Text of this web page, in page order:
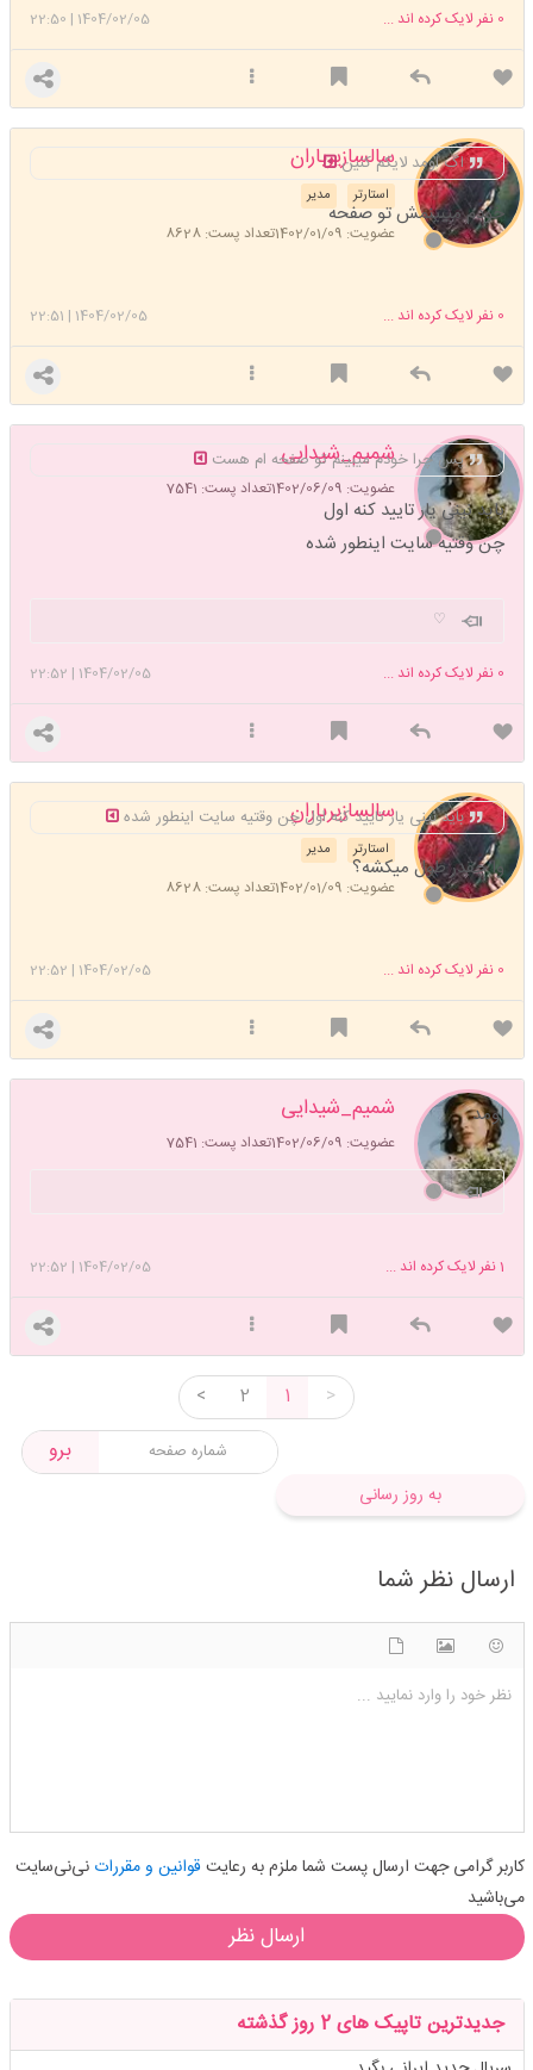
1404/02/05
|
22:50 0 نفر لایک کرده اند ...
سالسازیرباران
مدیر استارتر
عضویت: 1402/01/09 تعداد پست: 8628
اگ اومد لایکم کنین
خودم میبینمش تو صفحه
1404/02/05
|
22:51 0 نفر لایک کرده اند ...
شمیم_شیدایی
عضویت: 1402/06/09 تعداد پست: 7541
پس چرا خودم میبینم تو صفحه ام هست
باید نینی یار تایید کنه اول
چن وقتیه سایت اینطور شده
♡
1404/02/05
|
22:52 0 نفر لایک کرده اند ...
سالسازیرباران
مدیر استارتر
عضویت: 1402/01/09 تعداد پست: 8628
باید نینی یار تایید کنه اول چن وقتیه سایت اینطور شده
وا چقدر طول میکشه؟
1404/02/05
|
22:52 0 نفر لایک کرده اند ...
شمیم_شیدایی
عضویت: 1402/06/09 تعداد پست: 7541
اومد
♡
1404/02/05
|
22:52 1نفر لایک کرده اند ...
>
1
2
<
برو
به روز رسانی
ارسال نظر شما
نظر خود را وارد نمایید ...
کاربر گرامی جهت ارسال پست شما ملزم به رعایت قوانین و مقرراتنی‌نی‌سایت
می‌باشید
ارسال نظر
جدیدترین تاپیک های 2 روز گذشته